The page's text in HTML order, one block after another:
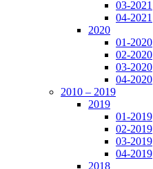
03-2021
04-2021
2020
01-2020
02-2020
03-2020
04-2020
2010 – 2019
2019
01-2019
02-2019
03-2019
04-2019
2018